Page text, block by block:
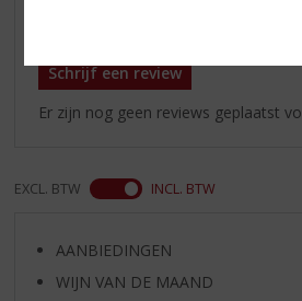
Schrijf een review
Er zijn nog geen reviews geplaatst
EXCL. BTW INCL. BTW
AANBIEDINGEN
WIJN VAN DE MAAND